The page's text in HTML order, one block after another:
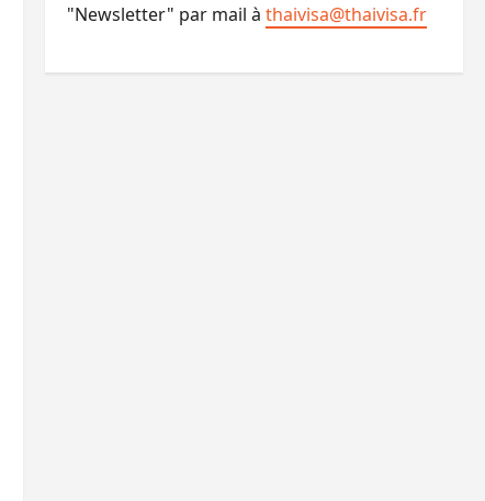
"Newsletter" par mail à thaivisa@thaivisa.fr